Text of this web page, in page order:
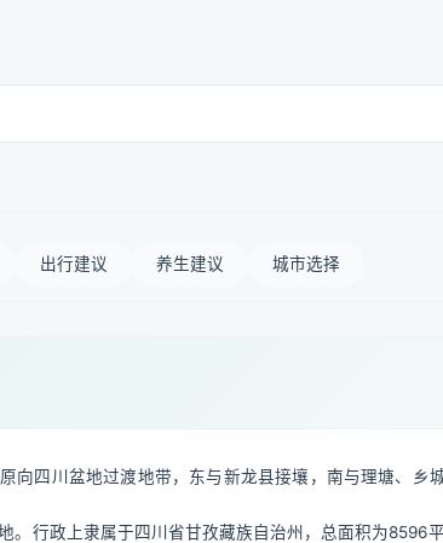
出行建议 养生建议 城市选择
向四川盆地过渡地带，东与新龙县接壤，南与理塘、乡
。行政上隶属于四川省甘孜藏族自治州，总面积为8596